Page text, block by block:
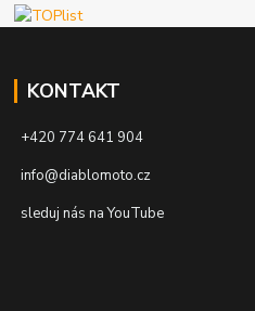
KONTAKT
+420 774 641 904
info@diablomoto.cz
sleduj nás na YouTube